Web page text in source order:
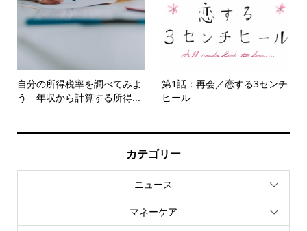
自分の所得税率を調べてみよ
う 年収から計算する所得...
第1話：再会／恋する3センチ
ヒール
カテゴリー
ニュース
マネーケア